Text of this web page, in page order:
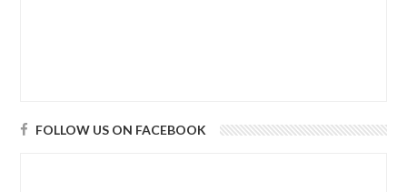
FOLLOW US ON FACEBOOK